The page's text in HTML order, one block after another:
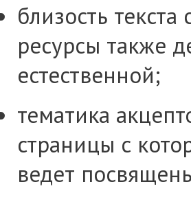
близость
ресурсы также
естественной;
тематика
страницы с
ведет